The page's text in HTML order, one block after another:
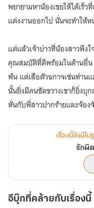
พยายามหาน้องเขยให้ได้เร็
แต่งงานออกไป นั่นจะทำให้หน้าที่ของนางสิ้นสุดลงอย่างงดงาม
แต่แล้วเจ้าบ่าวที่น้องสาวพึง
คุณสมบัติที่ดีพร้อมในด้านอื่น
พ้น แต่เสือตัวฉกาจเช่นท่านแม่ทัพฮั่วโม่โฉว เ
นั้นยิ่งมีคนขัดขวางเขาก็ยิ่งบุ
หั่นกับพี่สาวปากร้ายและจ้อง
กลับเข้ามาอยู่ในห้ัวใจของเข
ไม่ กว่าที่เขาและนางจะค้น
***** นิยายเรื่องนี้มีอีบุ๊คในเ
สนับสนุนผลงานของ Lovedee มาเสมอ ขอบคุณมากจริง ๆ ค่ะ *****
เรื่องนี้ยังมีใ
รักผิ
อีบุ๊กที่คล้ายกับเรื่องนี้